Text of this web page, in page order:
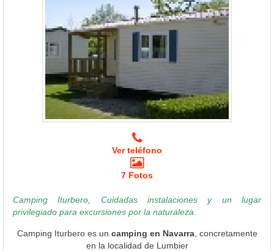
Ver teléfono
7 Fotos
Camping Iturbero, Cuidadas instalaciones y un lugar
privilegiado para excursiones por la naturaleza.
Camping Iturbero es un camping en Navarra, concretamente
en la localidad de Lumbier